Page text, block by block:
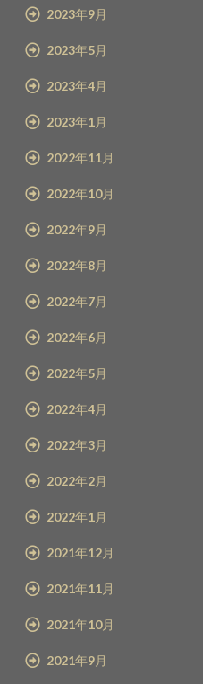
2023年9月
2023年5月
2023年4月
2023年1月
2022年11月
2022年10月
2022年9月
2022年8月
2022年7月
2022年6月
2022年5月
2022年4月
2022年3月
2022年2月
2022年1月
2021年12月
2021年11月
2021年10月
2021年9月